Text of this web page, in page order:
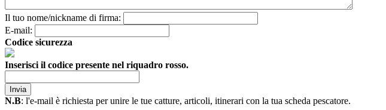
Il tuo nome/nickname di firma:
E-mail:
Codice sicurezza
Inserisci il codice presente nel riquadro rosso.
N.B: l'e-mail è richiesta per unire le tue catture, articoli, itinerari con la tua scheda pescatore.